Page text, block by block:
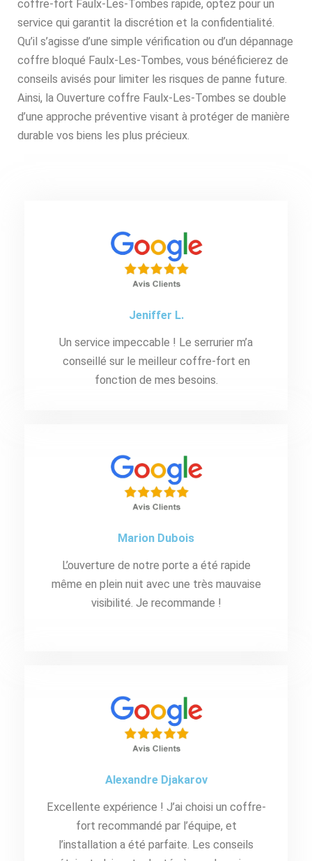
coffre-fort Faulx-Les-Tombes rapide, optez pour un
service qui garantit la discrétion et la confidentialité.
Qu’il s’agisse d’une simple vérification ou d’un dépannage
coffre bloqué Faulx-Les-Tombes, vous bénéficierez de
conseils avisés pour limiter les risques de panne future.
Ainsi, la Ouverture coffre Faulx-Les-Tombes se double
d’une approche préventive visant à protéger de manière
durable vos biens les plus précieux.
Jeniffer L.
Un service impeccable ! Le serrurier m’a
conseillé sur le meilleur coffre-fort en
fonction de mes besoins.
Marion Dubois
L’ouverture de notre porte a été rapide
même en plein nuit avec une très mauvaise
visibilité. Je recommande !
Alexandre Djakarov
Excellente expérience ! J’ai choisi un coffre-
fort recommandé par l’équipe, et
l’installation a été parfaite. Les conseils